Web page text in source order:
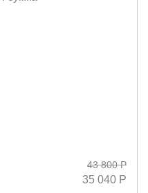
43 800 Р
35 040 Р